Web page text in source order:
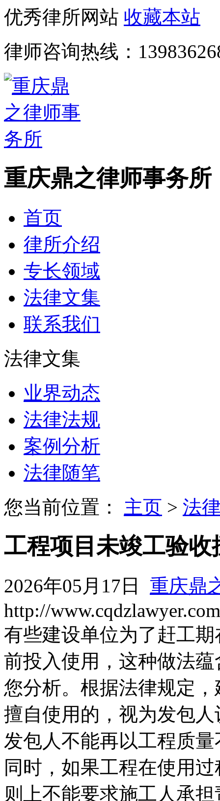
优秀律所网站 收藏本站
律师咨询热线：
重庆鼎之律师事务所
首页
律所介绍
专长领域
法律文集
联系我们
法律文集
业界动态
法律法规
案例分析
法律随笔
您当前位置： 主页 > 法
工程项目未竣工验
2026年05月17日 重庆鼎
http://www.cqdzlawyer.com
有些建设单位为了赶工
前投入使用，这种做法
您分析。根据法律规定
擅自使用的，视为发包
发包人不能再以工程质
同时，如果工程在使用
则上不能要求施工人承